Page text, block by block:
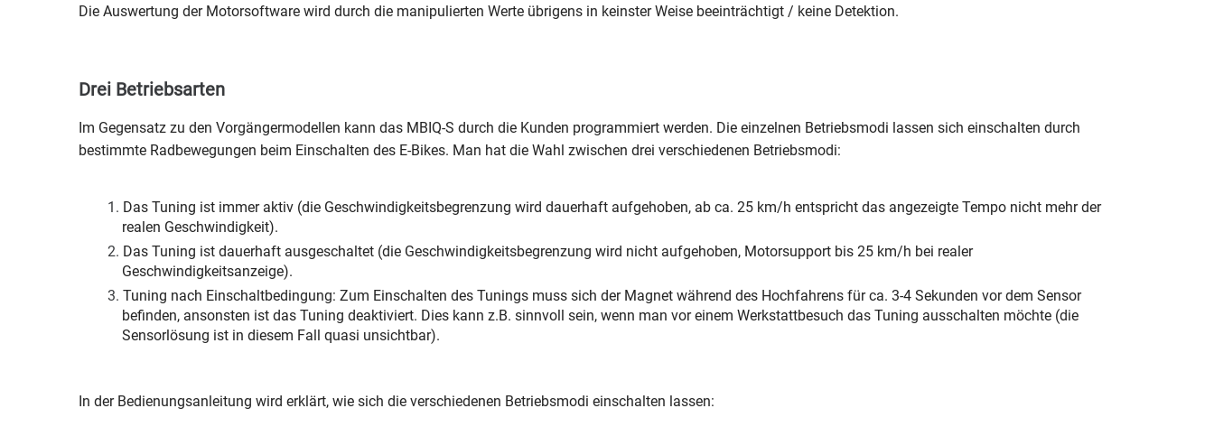
Die Auswertung der Motorsoftware wird durch die manipulierten Werte übrigens in keinster Weise beeinträchtigt / keine Detektion.
Drei Betriebsarten
Im Gegensatz zu den Vorgängermodellen kann das MBIQ-S durch die Kunden programmiert werden. Die einzelnen Betriebsmodi lassen sich einschalten durch
bestimmte Radbewegungen beim Einschalten des E-Bikes. Man hat die Wahl zwischen drei verschiedenen Betriebsmodi:
Das Tuning ist immer aktiv (die Geschwindigkeitsbegrenzung wird dauerhaft aufgehoben, ab ca. 25 km/h entspricht das angezeigte Tempo nicht mehr der
realen Geschwindigkeit).
Das Tuning ist dauerhaft ausgeschaltet (die Geschwindigkeitsbegrenzung wird nicht aufgehoben, Motorsupport bis 25 km/h bei realer
Geschwindigkeitsanzeige).
Tuning nach Einschaltbedingung: Zum Einschalten des Tunings muss sich der Magnet während des Hochfahrens für ca. 3-4 Sekunden vor dem Sensor
befinden, ansonsten ist das Tuning deaktiviert. Dies kann z.B. sinnvoll sein, wenn man vor einem Werkstattbesuch das Tuning ausschalten möchte (die
Sensorlösung ist in diesem Fall quasi unsichtbar).
In der Bedienungsanleitung wird erklärt, wie sich die verschiedenen Betriebsmodi einschalten lassen: